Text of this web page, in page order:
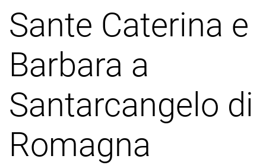
Sante Caterina e
Barbara a
Santarcangelo di
Romagna